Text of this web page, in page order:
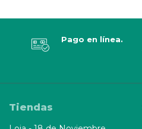
Pago en línea.
Tiendas